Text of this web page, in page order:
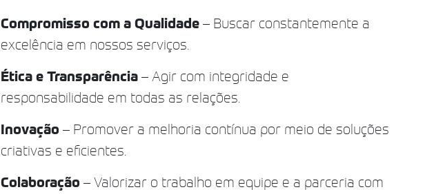
Compromisso com a Qualidade – Buscar constantemente a
excelência em nossos serviços.
Ética e Transparência – Agir com integridade e
responsabilidade em todas as relações.
Inovação – Promover a melhoria contínua por meio de soluções
criativas e eficientes.
Colaboração – Valorizar o trabalho em equipe e a parceria com